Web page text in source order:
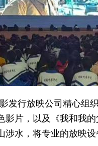
发行放映公司精心组
片，以及《我和我
涉水，将专业的放映